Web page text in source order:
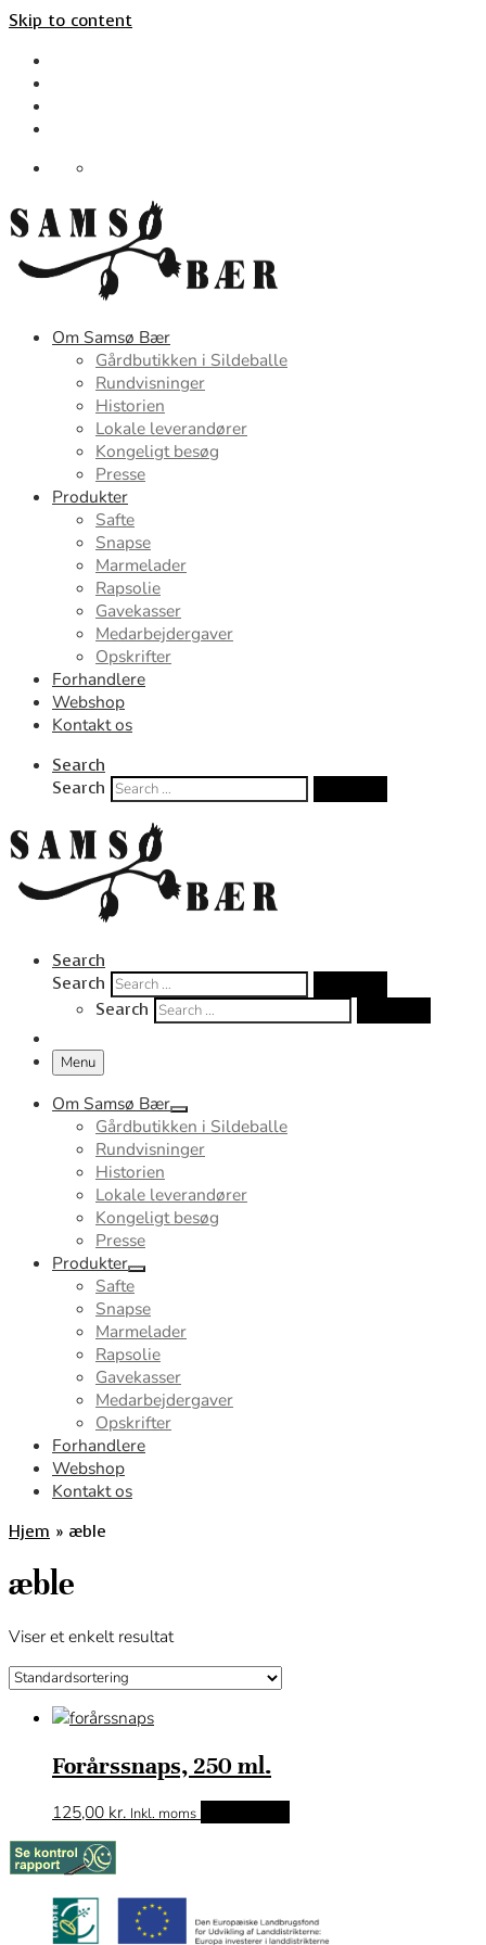
Skip to content
Om Samsø Bær
Gårdbutikken i Sildeballe
Rundvisninger
Historien
Lokale leverandører
Kongeligt besøg
Presse
Produkter
Safte
Snapse
Marmelader
Rapsolie
Gavekasser
Medarbejdergaver
Opskrifter
Forhandlere
Webshop
Kontakt os
Search
Search
Search
Search
Search
Menu
Om Samsø Bær
Gårdbutikken i Sildeballe
Rundvisninger
Historien
Lokale leverandører
Kongeligt besøg
Presse
Produkter
Safte
Snapse
Marmelader
Rapsolie
Gavekasser
Medarbejdergaver
Opskrifter
Forhandlere
Webshop
Kontakt os
Hjem » æble
æble
Viser et enkelt resultat
Forårssnaps, 250 ml.
125,00 kr. Inkl. moms